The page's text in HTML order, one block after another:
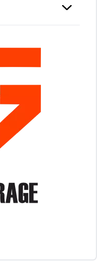
em nosso site, utilize os
(para diminuir) no seu